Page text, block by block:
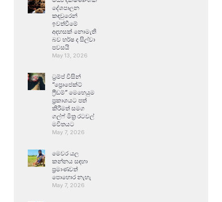
දේශපාලන
කඳවුරෙන්
ඉවත්වීමේ
අදහසක් නොමැති
බව හර්ෂ ද සිල්වා
පවසයි
May 13, 2026
ට්‍රම්ප් විසින්
“ප්‍රොජෙක්ට්
ෆ්‍රීඩම්” මෙහෙයුම
ප්‍රකාශයට පත්
කිරීමත් සමග
ගල්ෆ් මිත්‍ර රටවල්
මවිතයට
May 7, 2026
මෙවර යල
කන්නය සඳහා
ප්‍රමාණවත්
පොහොර නැහැ
May 7, 2026